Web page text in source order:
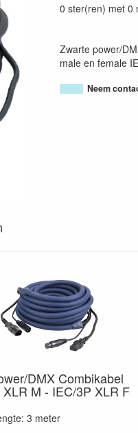
0 ster(ren) met 0
Zwarte power/
male en female
Neem
DMX Combikabel
XLR M - IEC/3P XLR F
3 meter